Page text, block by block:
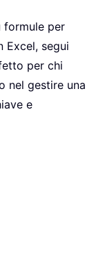
formule per
Excel, segui
per chi
nel gestire una
e